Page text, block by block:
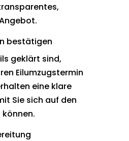
bestätigen
geklärt sind,
Eilumzugstermin
eine klare
Sie sich auf den